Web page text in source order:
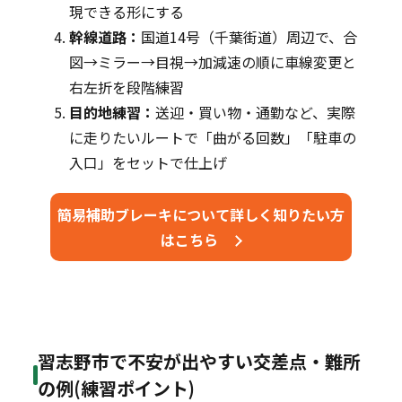
現できる形にする
幹線道路： 国道14号（千葉街道）周辺で、合
図→ミラー→目視→加減速の順に車線変更と
右左折を段階練習
目的地練習：送迎・買い物・通勤など、実際
に走りたいルートで「曲がる回数」「駐車の
入口」をセットで仕上げ
簡易補助ブレーキについて詳しく知りたい方
はこちら
習志野市で不安が出やすい交差点・難所
の例(練習ポイント)